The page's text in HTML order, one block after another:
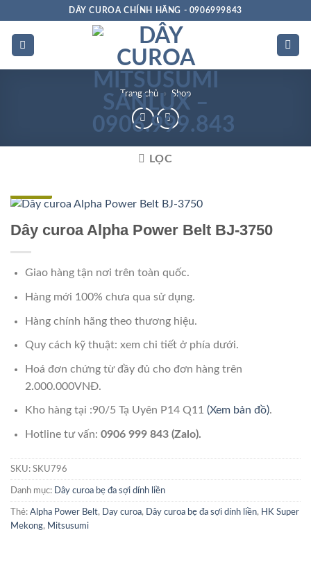
dung
DÂY CUROA CHÍNH HÃNG - 0906999843
Trang chủ » Shop
LỌC
Dây curoa Alpha Power Belt BJ-3750
Giao hàng tận nơi trên toàn quốc.
Hàng mới 100% chưa qua sử dụng.
Hàng chính hãng theo thương hiệu.
Quy cách kỹ thuật: xem chi tiết ở phía dưới.
Hoá đơn chứng từ đầy đủ cho đơn hàng trên
2.000.000VNĐ.
Kho hàng tại :90/5 Tạ Uyên P14 Q11 (Xem bản đồ).
Hotline tư vấn: 0906 999 843 (Zalo).
SKU: SKU796
Danh mục: Dây curoa bẹ đa sợi dính liền
Thẻ: Alpha Power Belt, Day curoa, Dây curoa bẹ đa sợi dính liền, HK Super
Mekong, Mitsusumi